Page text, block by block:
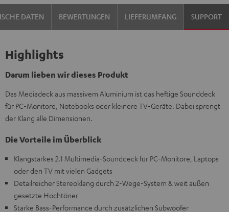
DATEN BEWERTUNGEN LIEFERUMFANG SUPPORT
Highlights
Darum lieben wir dieses Produkt
Das Mediadeck aus massivem Aluminium ist das heftige Sounddeck
für PC-Monitore, Notebooks oder kleinere TV-Geräte. Dabei sprengt
der Klang alle Dimensionen.
Die Vorteile im Überblick
Klangstarkes 2.1 Multimedia-Sounddeck für PC-Monitore, Laptops
oder den TV mit vielen Gadgets
Detailreicher Stereoklang durch 2-Wege-System & weit außen
gesetzte Hochtöner
Starke Bass-Performance durch zusätzlichen Subwoofer